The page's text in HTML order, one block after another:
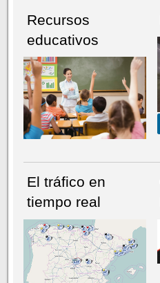
Recursos
educativos
El tráfico en
tiempo real